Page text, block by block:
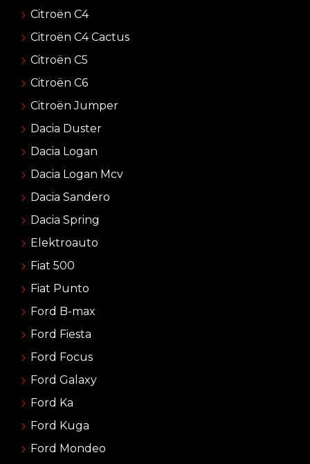
Citroën C4
Citroën C4 Cactus
Citroën C5
Citroën C6
Citroën Jumper
Dacia Duster
Dacia Logan
Dacia Logan Mcv
Dacia Sandero
Dacia Spring
Elektroauto
Fiat 500
Fiat Punto
Ford B-max
Ford Fiesta
Ford Focus
Ford Galaxy
Ford Ka
Ford Kuga
Ford Mondeo